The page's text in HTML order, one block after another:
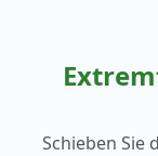
Schieben Sie